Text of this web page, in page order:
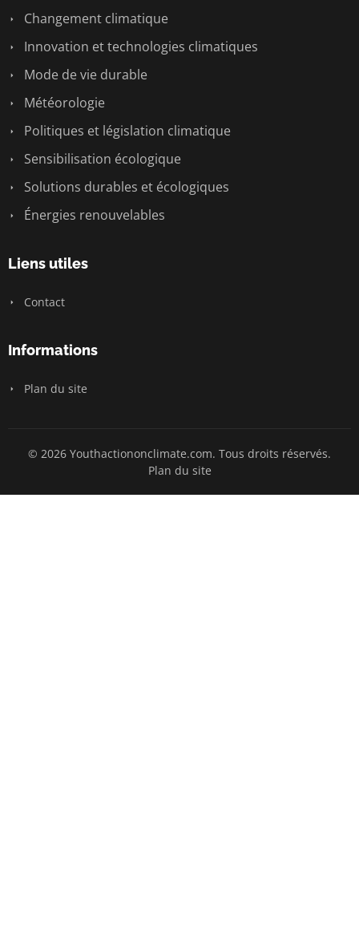
Changement climatique
Innovation et technologies climatiques
Mode de vie durable
Météorologie
Politiques et législation climatique
Sensibilisation écologique
Solutions durables et écologiques
Énergies renouvelables
Liens utiles
Contact
Informations
Plan du site
© 2026 Youthactiononclimate.com. Tous droits réservés.
Plan du site